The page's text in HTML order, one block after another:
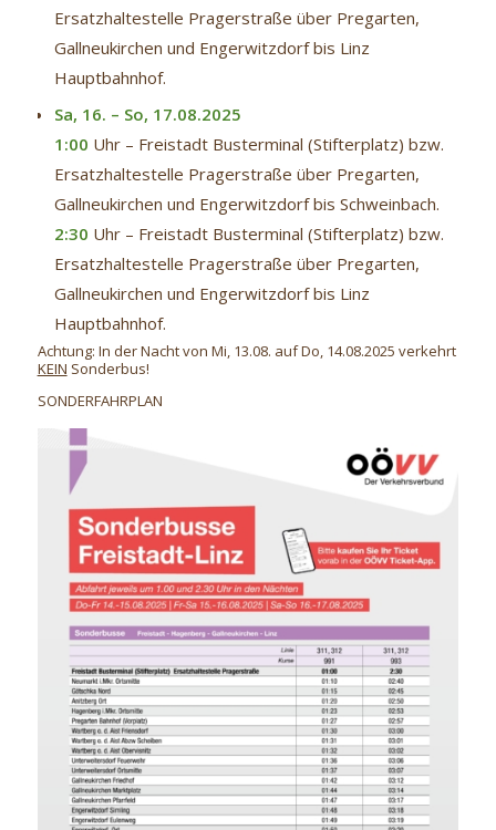
Ersatzhaltestelle Pragerstraße über Pregarten,
Gallneukirchen und Engerwitzdorf bis Linz
Hauptbahnhof.
Sa, 16. – So, 17.08.2025
1:00 Uhr – Freistadt Busterminal (Stifterplatz) bzw.
Ersatzhaltestelle Pragerstraße über Pregarten,
Gallneukirchen und Engerwitzdorf bis Schweinbach.
2:30 Uhr – Freistadt Busterminal (Stifterplatz) bzw.
Ersatzhaltestelle Pragerstraße über Pregarten,
Gallneukirchen und Engerwitzdorf bis Linz
Hauptbahnhof.
Achtung: In der Nacht von Mi, 13.08. auf Do, 14.08.2025 verkehrt
KEIN Sonderbus!
SONDERFAHRPLAN